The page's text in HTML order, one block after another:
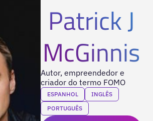
Patrick J
McGinnis
Autor, empreendedor e
criador do termo FOMO
ESPANHOL
INGLÊS
PORTUGUÊS